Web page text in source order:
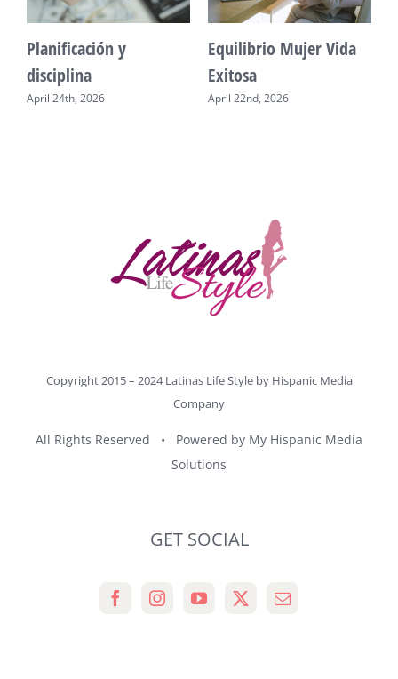
Planificación y
disciplina
April 24th, 2026
Equilibrio Mujer Vida
Exitosa
April 22nd, 2026
Copyright 2015 – 2024 Latinas Life Style by Hispanic Media
Company
All Rights Reserved • Powered by My Hispanic Media
Solutions
GET SOCIAL